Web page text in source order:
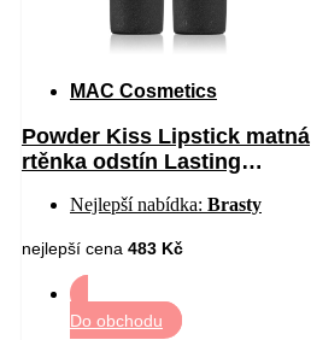
MAC Cosmetics
Powder Kiss Lipstick matná
rtěnka odstín Lasting
Nejlepší nabídka: Brasty
nejlepší cena 483 Kč
Do obchodu